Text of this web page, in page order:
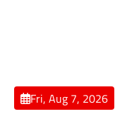
Fri, Aug 7, 2026